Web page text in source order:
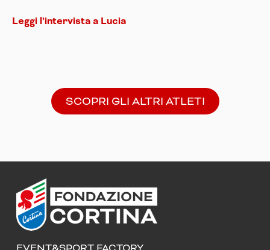
Leggi l’intervista a Lucia
SCOPRI GLI ALTRI ATLETI